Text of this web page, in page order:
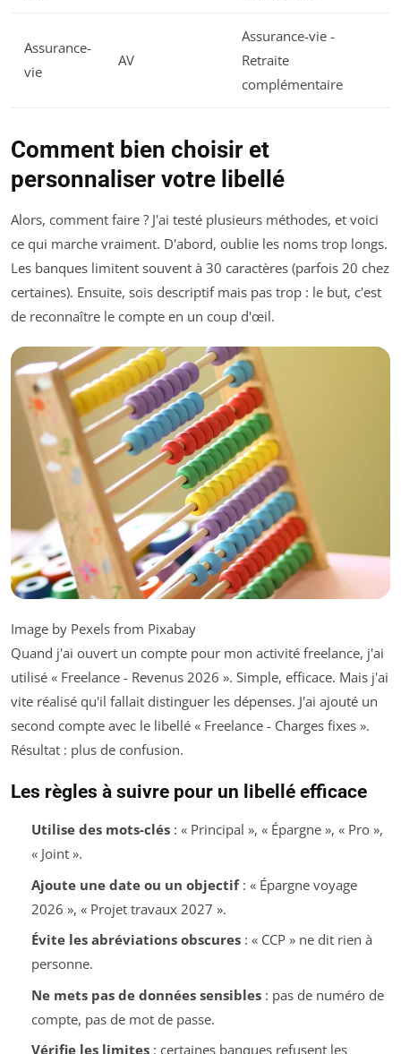
Assurance-
vie
AV
Assurance-vie -
Retraite
complémentaire
Comment bien choisir et
personnaliser votre libellé
Alors, comment faire ? J'ai testé plusieurs méthodes, et voici
ce qui marche vraiment. D'abord, oublie les noms trop longs.
Les banques limitent souvent à 30 caractères (parfois 20 chez
certaines). Ensuite, sois descriptif mais pas trop : le but, c'est
de reconnaître le compte en un coup d'œil.
Image by Pexels from Pixabay
Quand j'ai ouvert un compte pour mon activité freelance, j'ai
utilisé « Freelance - Revenus 2026 ». Simple, efficace. Mais j'ai
vite réalisé qu'il fallait distinguer les dépenses. J'ai ajouté un
second compte avec le libellé « Freelance - Charges fixes ».
Résultat : plus de confusion.
Les règles à suivre pour un libellé efficace
Utilise des mots-clés: « Principal », « Épargne », « Pro »,
« Joint ».
Ajoute une date ou un objectif: « Épargne voyage
2026 », « Projet travaux 2027 ».
Évite les abréviations obscures: « CCP » ne dit rien à
personne.
Ne mets pas de données sensibles: pas de numéro de
compte, pas de mot de passe.
Vérifie les limites: certaines banques refusent les